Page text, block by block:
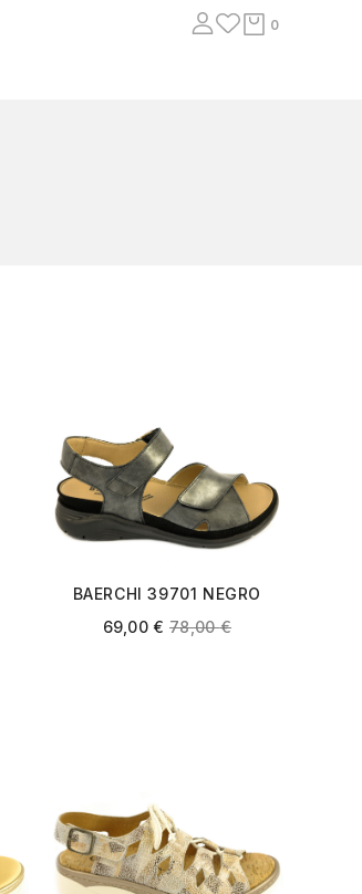
0
BAERCHI 39701 NEGRO
METALIZADO
69,00 € 78,00€